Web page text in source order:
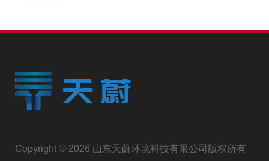
Copyright © 2026 山东天蔚环境科技有限公司版权所有